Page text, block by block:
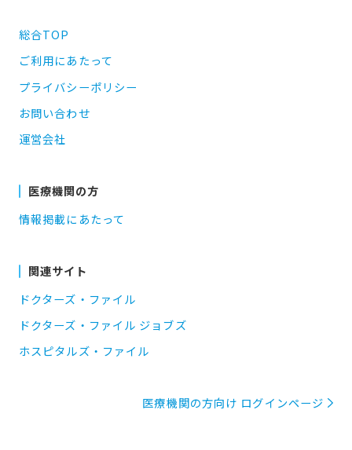
総合TOP
ご利用にあたって
プライバシーポリシー
お問い合わせ
運営会社
医療機関の方
情報掲載にあたって
関連サイト
ドクターズ・ファイル
ドクターズ・ファイル ジョブズ
ホスピタルズ・ファイル
医療機関の方向け ログインページ